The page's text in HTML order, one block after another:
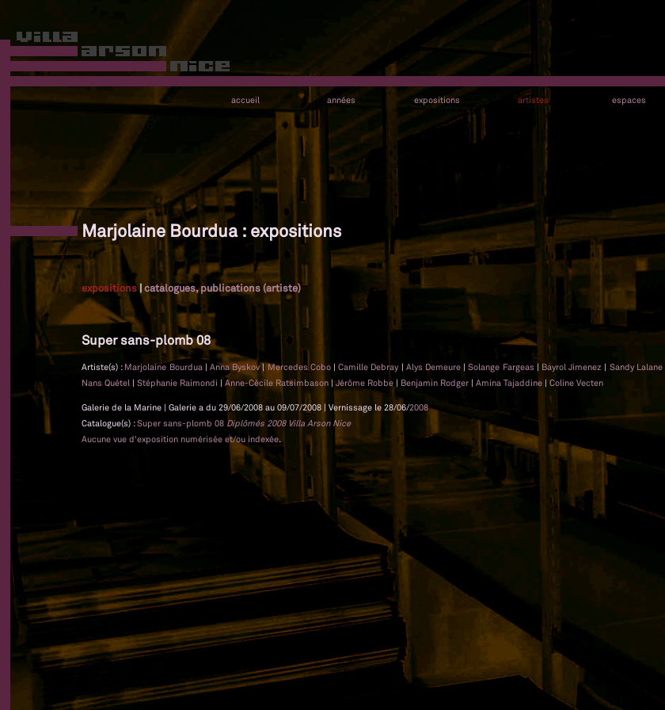
accueil années expositions artistes espaces
Marjolaine Bourdua : expositions
expositions|catalogues, publications (artiste)
Super sans-plomb 08
Artiste(s) : Marjolaine Bourdua | Anna Byskov| Mercedes Cobo |Camille Debray | Alys Demeure|Solange Fargeas | Bayrol Jimenez | Sandy Lalane
Nans Quétel | Stéphanie Raimondi | Anne-Cécile Ratsimbason |Jérôme Robbe | Benjamin Rodger | Amina Tajaddine |Coline Vecten
Galerie de la Marine | Galerie a du 29/06/2008 au 09/07/2008 | Vernissage le 28/06/2008
Catalogue(s) :Super sans-plomb 08 Diplômés 2008 Villa Arson Nice
Aucune vue d'exposition numérisée et/ou indexée.